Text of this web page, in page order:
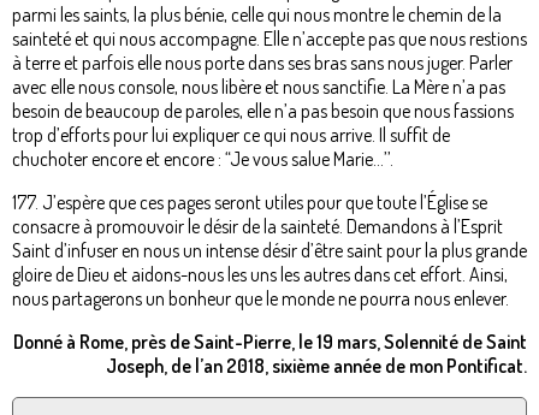
parmi les saints, la plus bénie, celle qui nous montre le chemin de la
sainteté et qui nous accompagne. Elle n’accepte pas que nous restions
à terre et parfois elle nous porte dans ses bras sans nous juger. Parler
avec elle nous console, nous libère et nous sanctifie. La Mère n’a pas
besoin de beaucoup de paroles, elle n’a pas besoin que nous fassions
trop d’efforts pour lui expliquer ce qui nous arrive. Il suffit de
chuchoter encore et encore : “Je vous salue Marie…’’.
177. J’espère que ces pages seront utiles pour que toute l’Église se
consacre à promouvoir le désir de la sainteté. Demandons à l’Esprit
Saint d’infuser en nous un intense désir d’être saint pour la plus grande
gloire de Dieu et aidons-nous les uns les autres dans cet effort. Ainsi,
nous partagerons un bonheur que le monde ne pourra nous enlever.
Donné à Rome, près de Saint-Pierre, le 19 mars, Solennité de Saint
Joseph, de l’an 2018, sixième année de mon Pontificat.